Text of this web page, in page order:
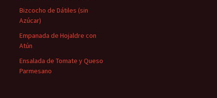
Bizcocho de Dátiles (sin
Azúcar)
Empanada de Hojaldre con
Atún
Ensalada de Tomate y Queso
Parmesano